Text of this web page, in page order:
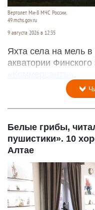
Вертолет Ми-8 МЧС России.
49.mchs.gov.ru
9 августа 2026 в 12:35
Яхта села на мель
акватории
«Коммерсантъ»
Белые грибы,
пушистики». 10
Алтае